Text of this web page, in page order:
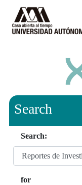
Search
Search:
for